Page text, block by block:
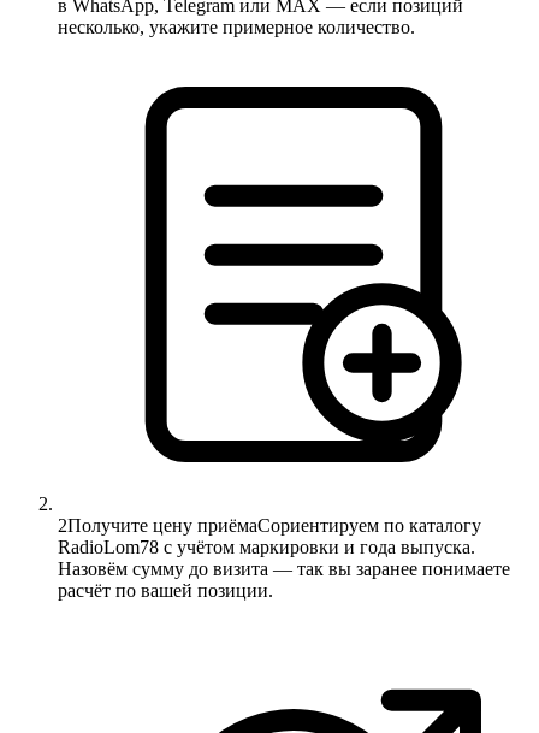
в WhatsApp, Telegram или MAX — если позиций
несколько, укажите примерное количество.
2Получите цену приёмаСориентируем по каталогу
RadioLom78 с учётом маркировки и года выпуска.
Назовём сумму до визита — так вы заранее понимаете
расчёт по вашей позиции.